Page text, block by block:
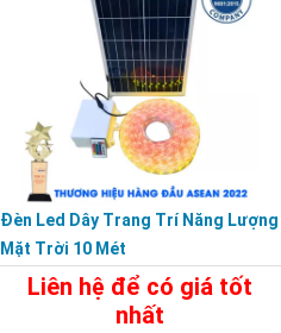
Đèn Led Dây Trang Trí Năng Lượng
Mặt Trời 10 Mét
Liên hệ để có giá tốt
nhất